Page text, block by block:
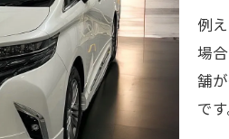
信頼でき
中古車
認定中
中古車
例
場
舗
です